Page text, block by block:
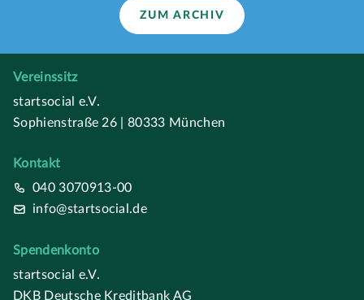
ZUM ARCHIV
Vereinssitz
startsocial e.V.
Sophienstraße 26 | 80333 München
Kontakt
040 3070913-00
info@startsocial.de
Spendenkonto
startsocial e.V.
DKB Deutsche Kreditbank AG